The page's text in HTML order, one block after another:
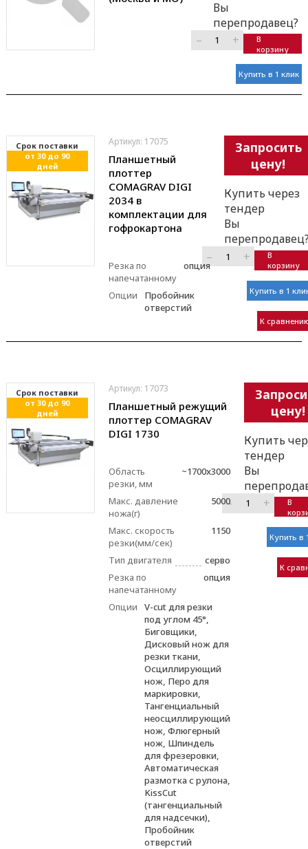
Вы
перепродавец?
–
+
В
корзину
Купить в 1 клик
Cрок поставки
от 30 до 90
дней
Артикул: 17075
Планшетный
плоттер
COMAGRAV DIGI
2034 в
комплектации для
гофрокартона
Резка по
напечатанному
опция
Опции
Пробойник
отверстий
Запросить
цену!
Купить через
тендер
Вы
–
+
В
корзину
Купить в 1
К
Cрок поставки
от 30 до 90
дней
Артикул: 17073
Планшетный режущий
плоттер COMAGRAV
DIGI 1730
Область
резки, мм
~1700x3000
Макс. давление
ножа(г)
5000
Макс. скорость
резки(мм/сек)
1150
Тип двигателя
серво
Резка по
напечатанному
опция
Опции
V-cut для резки
под углом 45°,
Биговщики,
Дисковый нож для
резки ткани,
Осциллирующий
нож, Перо для
маркировки,
Тангенциальный
неосциллирующий
нож, Флюгерный
нож, Шпиндель
для фрезеровки,
Автоматическая
размотка с рулона,
KissCut
(тангенциальный
для надсечки),
Пробойник
отверстий
цену!
Купить
тендер
Вы
–
+
В
Купить в
К